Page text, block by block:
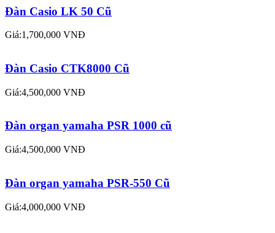
Đàn Casio LK 50 Cũ
Giá:1,700,000 VNĐ
Đàn Casio CTK8000 Cũ
Giá:4,500,000 VNĐ
Đàn organ yamaha PSR 1000 cũ
Giá:4,500,000 VNĐ
Đàn organ yamaha PSR-550 Cũ
Giá:4,000,000 VNĐ